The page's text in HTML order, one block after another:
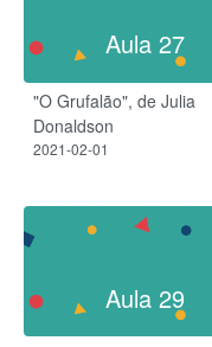
Aula 27
"O Grufalão", de Julia
Donaldson
2021-02-01
Aula 29